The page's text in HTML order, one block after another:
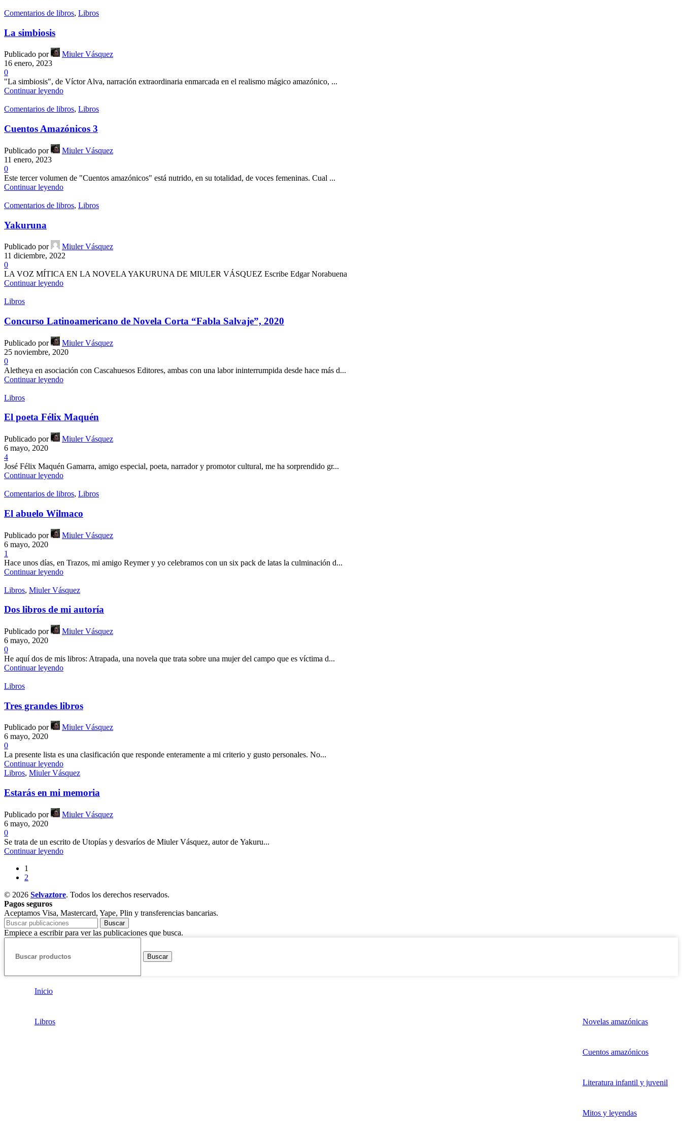
Comentarios de libros, Libros
La simbiosis
Publicado por
Miuler Vásquez
16 enero, 2023
0
"La simbiosis", de Víctor Alva, narración extraordinaria enmarcada en el realismo mágico amazónico, ...
Continuar leyendo
Comentarios de libros, Libros
Cuentos Amazónicos 3
Publicado por
Miuler Vásquez
11 enero, 2023
0
Este tercer volumen de "Cuentos amazónicos" está nutrido, en su totalidad, de voces femeninas. Cual ...
Continuar leyendo
Comentarios de libros, Libros
Yakuruna
Publicado por
Miuler Vásquez
11 diciembre, 2022
0
LA VOZ MÍTICA EN LA NOVELA YAKURUNA DE MIULER VÁSQUEZ Escribe Edgar Norabuena
Continuar leyendo
Libros
Concurso Latinoamericano de Novela Corta “Fabla Salvaje”, 2020
Publicado por
Miuler Vásquez
25 noviembre, 2020
0
Aletheya en asociación con Cascahuesos Editores, ambas con una labor ininterrumpida desde hace más d...
Continuar leyendo
Libros
El poeta Félix Maquén
Publicado por
Miuler Vásquez
6 mayo, 2020
4
José Félix Maquén Gamarra, amigo especial, poeta, narrador y promotor cultural, me ha sorprendido gr...
Continuar leyendo
Comentarios de libros, Libros
El abuelo Wilmaco
Publicado por
Miuler Vásquez
6 mayo, 2020
1
Hace unos días, en Trazos, mi amigo Reymer y yo celebramos con un six pack de latas la culminación d...
Continuar leyendo
Libros, Miuler Vásquez
Dos libros de mi autoría
Publicado por
Miuler Vásquez
6 mayo, 2020
0
He aquí dos de mis libros: Atrapada, una novela que trata sobre una mujer del campo que es víctima d...
Continuar leyendo
Libros
Tres grandes libros
Publicado por
Miuler Vásquez
6 mayo, 2020
0
La presente lista es una clasificación que responde enteramente a mi criterio y gusto personales. No...
Continuar leyendo
Libros, Miuler Vásquez
Estarás en mi memoria
Publicado por
Miuler Vásquez
6 mayo, 2020
0
Se trata de un escrito de Utopías y desvaríos de Miuler Vásquez, autor de Yakuru...
Continuar leyendo
1
2
© 2026 Selvaztore. Todos los derechos reservados.
Pagos seguros
Aceptamos Visa, Mastercard, Yape, Plin y transferencias bancarias.
Buscar
Empiece a escribir para ver las publicaciones que busca.
Buscar
Inicio
Libros Novelas amazónicas
Cuentos amazónicos
Literatura infantil y juvenil
Mitos y leyendas